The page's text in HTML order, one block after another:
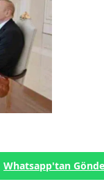
Whatsapp'tan